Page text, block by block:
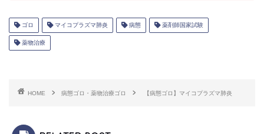
ゴロ マイコプラズマ肺炎 病態 薬剤師国家試験
薬物治療
HOME 病態ゴロ・薬物治療ゴロ 【病態ゴロ】マイコプラズマ肺炎